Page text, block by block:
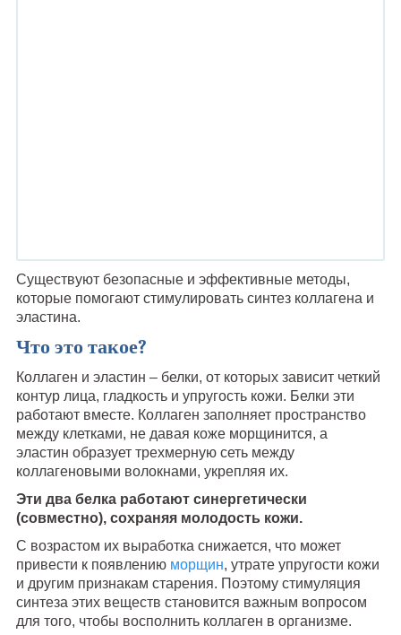
Существуют безопасные и эффективные методы,
которые помогают стимулировать синтез коллагена и
эластина.
Что это такое?
Коллаген и эластин – белки, от которых зависит четкий
контур лица, гладкость и упругость кожи. Белки эти
работают вместе. Коллаген заполняет пространство
между клетками, не давая коже морщинится, а
эластин образует трехмерную сеть между
коллагеновыми волокнами, укрепляя их.
Эти два белка работают синергетически
(совместно), сохраняя молодость кожи.
С возрастом их выработка снижается, что может
привести к появлению морщин, утрате упругости кожи
и другим признакам старения. Поэтому стимуляция
синтеза этих веществ становится важным вопросом
для того, чтобы восполнить коллаген в организме.